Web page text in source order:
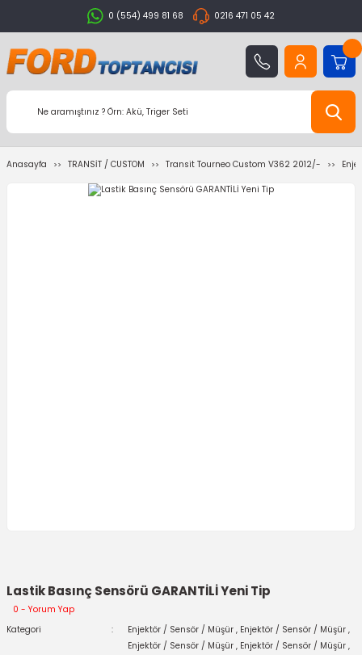
0 (554) 499 81 68 0216 471 05 42
Anasayfa TRANSİT / CUSTOM Transit Tourneo Custom V362 2012/-
Lastik Basınç Sensörü GARANTİLİ Yeni Tip
0 - Yorum Yap
Kategori
Enjektör / Sensör / Müşür , Enjektör / Sensör / Müşür ,
Enjektör / Sensör / Müşür , Enjektör / Sensör / Müşür ,